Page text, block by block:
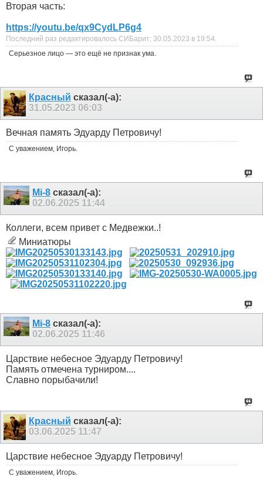
Вторая часть:
https://youtu.be/qx9CydLP6g4
Последний раз редактировалось СИБарит; 30.05.2023 в 19:54.
Серьезное лицо — это ещё не признак ума.
Красный сказал(-а):
31.05.2023 06:03
Вечная память Эдуарду Петровичу!
С уважением, Игорь.
Mi-8 сказал(-а):
02.06.2025 11:44
Коллеги, всем привет с Медвежки..!
Миниатюры
Mi-8 сказал(-а):
02.06.2025 11:46
Царствие небесное Эдуарду Петровичу!
Память отмечена турниром....
Славно порыбачили!
Красный сказал(-а):
03.06.2025 11:47
Царствие небесное Эдуарду Петровичу!
С уважением, Игорь.